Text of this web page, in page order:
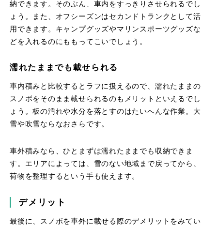
納できます。そのぶん、車内をすっきりさせられるでし
ょう。また、オフシーズンはセカンドトランクとして活
用できます。キャンプグッズやマリンスポーツグッズな
どを入れるのにももってこいでしょう。
濡れたままでも載せられる
車内積みと比較するとラフに扱えるので、濡れたままの
スノボをそのまま載せられるのもメリットといえるでし
ょう。板の汚れや水分を落とすのはたいへんな作業。大
雪や吹雪ならなおさらです。
車外積みなら、ひとまずは濡れたままでも収納できま
す。エリアによっては、雪のない地域まで戻ってから、
荷物を整理するという手も使えます。
デメリット
最後に、スノボを車外に載せる際のデメリットをみてい